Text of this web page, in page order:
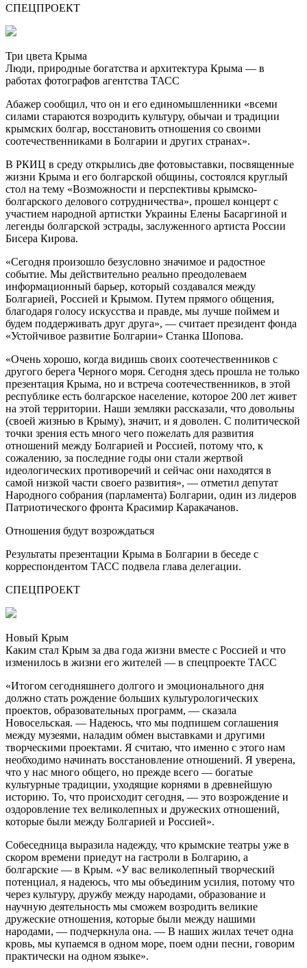
СПЕЦПРОЕКТ
Три цвета Крыма
Люди, природные богатства и архитектура Крыма — в
работах фотографов агентства ТАСС
Абажер сообщил, что он и его единомышленники «всеми
силами стараются возродить культуру, обычаи и традиции
крымских болгар, восстановить отношения со своими
соотечественниками в Болгарии и других странах».
В РКИЦ в среду открылись две фотовыставки, посвященные
жизни Крыма и его болгарской общины, состоялся круглый
стол на тему «Возможности и перспективы крымско-
болгарского делового сотрудничества», прошел концерт с
участием народной артистки Украины Елены Басаргиной и
легенды болгарской эстрады, заслуженного артиста России
Бисера Кирова.
«Сегодня произошло безусловно значимое и радостное
событие. Мы действительно реально преодолеваем
информационный барьер, который создавался между
Болгарией, Россией и Крымом. Путем прямого общения,
благодаря голосу искусства и правде, мы лучше поймем и
будем поддерживать друг друга», — считает президент фонда
«Устойчивое развитие Болгарии» Станка Шопова.
«Очень хорошо, когда видишь своих соотечественников с
другого берега Черного моря. Сегодня здесь прошла не только
презентация Крыма, но и встреча соотечественников, в этой
республике есть болгарское население, которое 200 лет живет
на этой территории. Наши земляки рассказали, что довольны
(своей жизнью в Крыму), значит, и я доволен. С политической
точки зрения есть много чего пожелать для развития
отношений между Болгарией и Россией, потому что, к
сожалению, за последние годы они стали жертвой
идеологических противоречий и сейчас они находятся в
самой низкой части своего развития», — отметил депутат
Народного собрания (парламента) Болгарии, один из лидеров
Патриотического фронта Красимир Каракачанов.
Отношения будут возрождаться
Результаты презентации Крыма в Болгарии в беседе с
корреспондентом ТАСС подвела глава делегации.
СПЕЦПРОЕКТ
Новый Крым
Каким стал Крым за два года жизни вместе с Россией и что
изменилось в жизни его жителей — в спецпроекте ТАСС
«Итогом сегодняшнего долгого и эмоционального дня
должно стать рождение больших культурологических
проектов, образовательных программ, — сказала
Новосельская. — Надеюсь, что мы подпишем соглашения
между музеями, наладим обмен выставками и другими
творческими проектами. Я считаю, что именно с этого нам
необходимо начинать восстановление отношений. Я уверена,
что у нас много общего, но прежде всего — богатые
культурные традиции, уходящие корнями в древнейшую
историю. То, что происходит сегодня, — это возрождение и
оздоровление тех великолепных и дружеских отношений,
которые были между Болгарией и Россией».
Собеседница выразила надежду, что крымские театры уже в
скором времени приедут на гастроли в Болгарию, а
болгарские — в Крым. «У вас великолепный творческий
потенциал, я надеюсь, что мы объединим усилия, потому что
через культуру, дружбу между народами, образование и
научную деятельность мы сможем возродить великие
дружеские отношения, которые были между нашими
народами, — подчеркнула она. — В наших жилах течет одна
кровь, мы купаемся в одном море, поем одни песни, говорим
практически на одном языке».